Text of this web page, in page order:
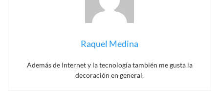
Raquel Medina
Además de Internet y la tecnología también me gusta la
decoración en general.